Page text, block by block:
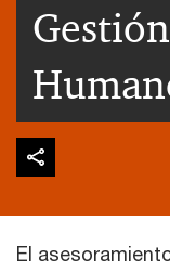
El